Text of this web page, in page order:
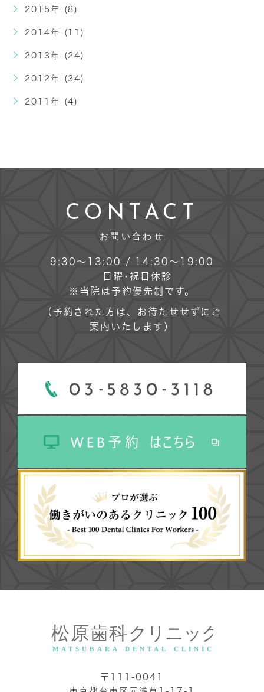
2015年 (8)
2014年 (11)
2013年 (24)
2012年 (34)
2011年 (4)
CONTACT
お問い合わせ
9:30～13:00 / 14:30～19:00
日曜･祝日休診
※当院は予約優先制です。
（予約された方は、お待たせせずにご
案内いたします）
〒111-0041